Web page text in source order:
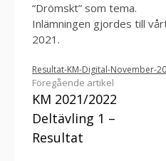
“Drömskt” som tema.
Inlämningen gjordes till
2021.
Resultat-KM-Digital-November-
Fortsätt
läsa
Föregående artikel
KM 2021/2022
Deltävling 1 –
Resultat